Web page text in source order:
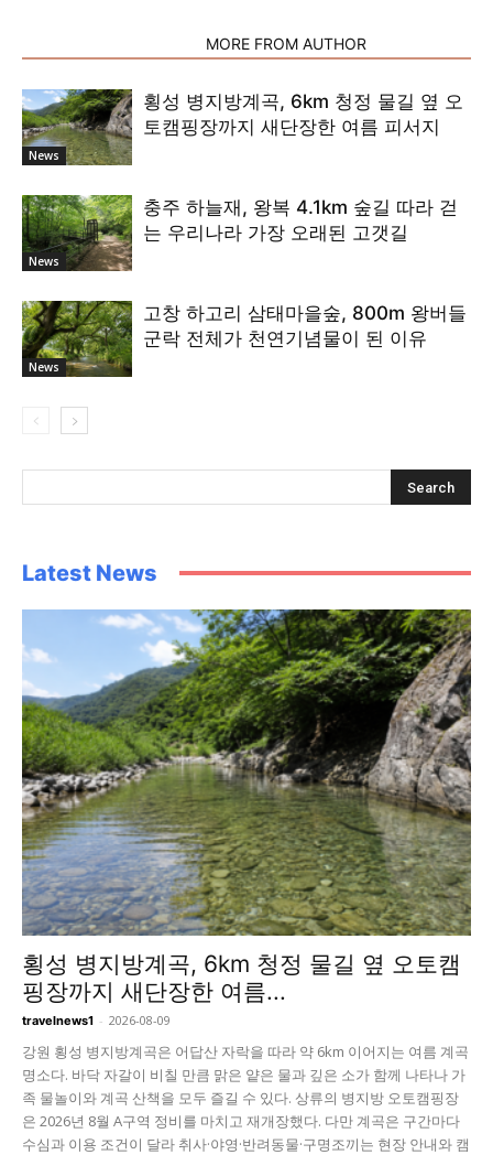
MORE FROM AUTHOR
News
횡성 병지방계곡, 6km 청정 물길 옆 오
토캠핑장까지 새단장한 여름 피서지
News
충주 하늘재, 왕복 4.1km 숲길 따라 걷
는 우리나라 가장 오래된 고갯길
News
고창 하고리 삼태마을숲, 800m 왕버들
군락 전체가 천연기념물이 된 이유
Latest News
횡성 병지방계곡, 6km 청정 물길 옆 오토캠
핑장까지 새단장한 여름...
travelnews1 - 2026-08-09
강원 횡성 병지방계곡은 어답산 자락을 따라 약 6km 이어지는 여름 계곡
명소다. 바닥 자갈이 비칠 만큼 맑은 얕은 물과 깊은 소가 함께 나타나 가
족 물놀이와 계곡 산책을 모두 즐길 수 있다. 상류의 병지방 오토캠핑장
은 2026년 8월 A구역 정비를 마치고 재개장했다. 다만 계곡은 구간마다
수심과 이용 조건이 달라 취사·야영·반려동물·구명조끼는 현장 안내와 캠